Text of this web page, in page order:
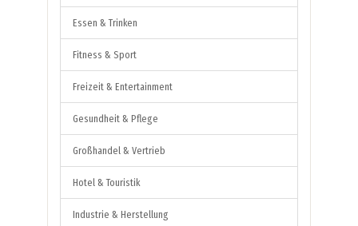
Essen & Trinken
Fitness & Sport
Freizeit & Entertainment
Gesundheit & Pflege
Großhandel & Vertrieb
Hotel & Touristik
Industrie & Herstellung